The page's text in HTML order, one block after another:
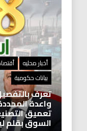
أخبار محليه
بيانات حكومية
واعدة
تعميق
السوق بقلم